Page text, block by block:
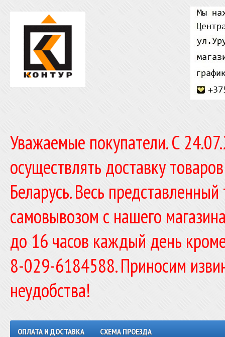
Уважаемые покупатели. C
осуществлять доставку
Беларусь. Весь
самовывозом с нашего
до 16 часов каждый день
8-029-6184588. Приносим
неудобства!
ОПЛАТА И ДОСТАВКА СХЕМА ПРОЕЗДА